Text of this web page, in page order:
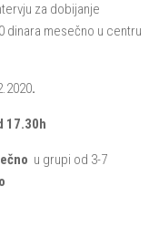
za dobijanje
dinara mesečno u centru
.
17.30h
u grupi od 3-7